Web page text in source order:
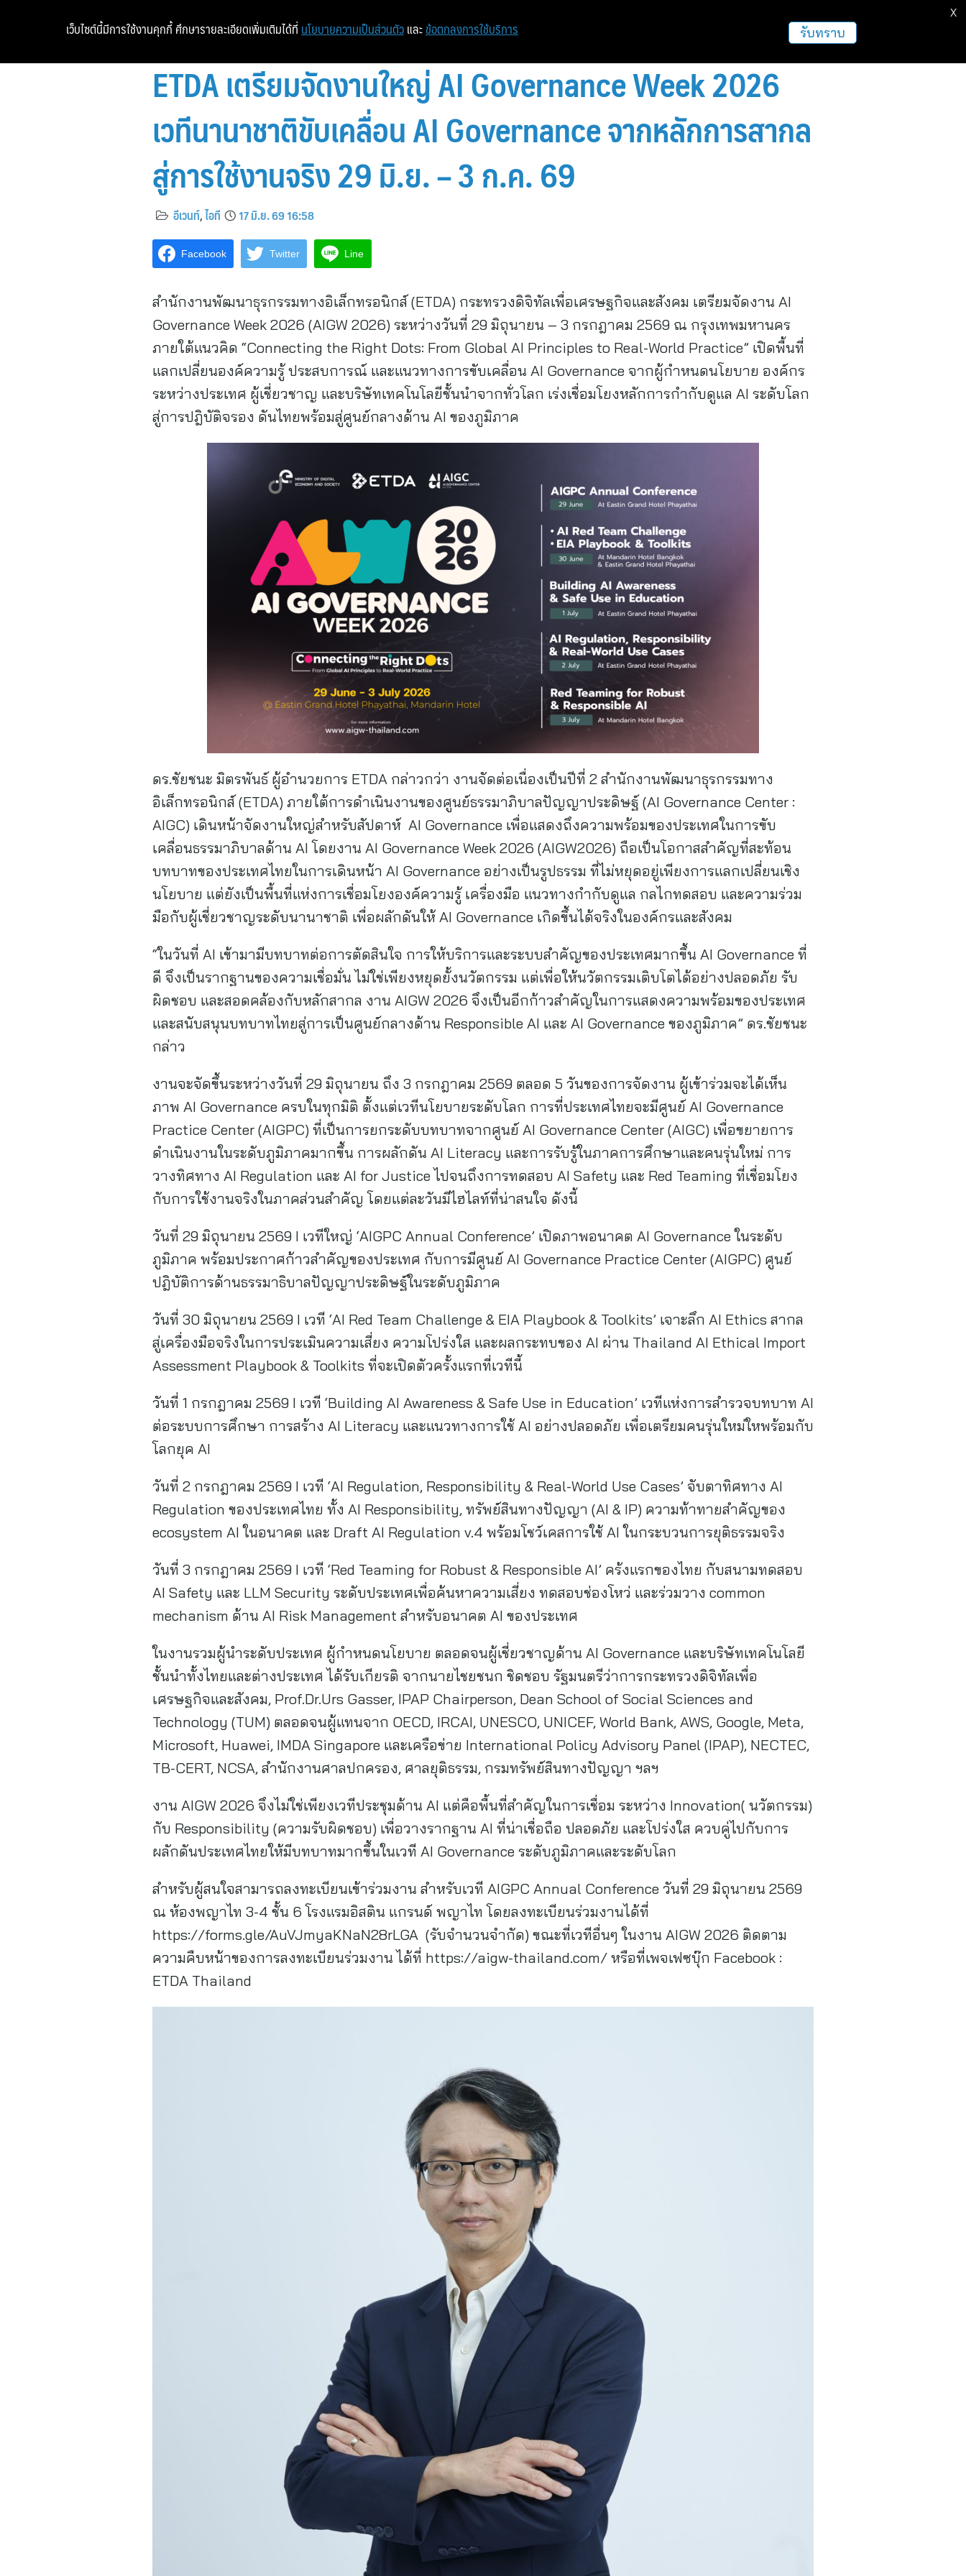
ETDA เตรียมจัดงานใหญ่ AI Governance Week 2026
เวทีนานาชาติขับเคลื่อน AI Governance จากหลักการสากล
สู่การใช้งานจริง 29 มิ.ย. – 3 ก.ค. 69
อีเวนท์,ไอที 17 มิ.ย. 69 16:58
Facebook Twitter Line
สำนักงานพัฒนาธุรกรรมทางอิเล็กทรอนิกส์ (ETDA) กระทรวงดิจิทัลเพื่อเศรษฐกิจและสังคม เตรียมจัดงาน AI
Governance Week 2026 (AIGW 2026) ระหว่างวันที่ 29 มิถุนายน – 3 กรกฎาคม 2569 ณ กรุงเทพมหานคร
ภายใต้แนวคิด “Connecting the Right Dots: From Global AI Principles to Real-World Practice” เปิดพื้นที่
แลกเปลี่ยนองค์ความรู้ ประสบการณ์ และแนวทางการขับเคลื่อน AI Governance จากผู้กำหนดนโยบาย องค์กร
ระหว่างประเทศ ผู้เชี่ยวชาญ และบริษัทเทคโนโลยีชั้นนำจากทั่วโลก เร่งเชื่อมโยงหลักการกำกับดูแล AI ระดับโลก
สู่การปฎิบัติจรอง ดันไทยพร้อมสู่ศูนย์กลางด้าน AI ของภูมิภาค
ดร.ชัยชนะ มิตรพันธ์ ผู้อำนวยการ ETDA กล่าวกว่า งานจัดต่อเนื่องเป็นปีที่ 2 สำนักงานพัฒนาธุรกรรมทาง
อิเล็กทรอนิกส์ (ETDA) ภายใต้การดำเนินงานของศูนย์ธรรมาภิบาลปัญญาประดิษฐ์ (AI Governance Center :
AIGC) เดินหน้าจัดงานใหญ่สำหรับสัปดาห์ AI Governance เพื่อแสดงถึงความพร้อมของประเทศในการขับ
เคลื่อนธรรมาภิบาลด้าน AI โดยงาน AI Governance Week 2026 (AIGW2026) ถือเป็นโอกาสสำคัญที่สะท้อน
บทบาทของประเทศไทยในการเดินหน้า AI Governance อย่างเป็นรูปธรรม ที่ไม่หยุดอยู่เพียงการแลกเปลี่ยนเชิง
นโยบาย แต่ยังเป็นพื้นที่แห่งการเชื่อมโยงองค์ความรู้ เครื่องมือ แนวทางกำกับดูแล กลไกทดสอบ และความร่วม
มือกับผู้เชี่ยวชาญระดับนานาชาติ เพื่อผลักดันให้ AI Governance เกิดขึ้นได้จริงในองค์กรและสังคม
“ในวันที่ AI เข้ามามีบทบาทต่อการตัดสินใจ การให้บริการและระบบสำคัญของประเทศมากขึ้น AI Governance ที่
ดี จึงเป็นรากฐานของความเชื่อมั่น ไม่ใช่เพียงหยุดยั้งนวัตกรรม แต่เพื่อให้นวัตกรรมเติบโตได้อย่างปลอดภัย รับ
ผิดชอบ และสอดคล้องกับหลักสากล งาน AIGW 2026 จึงเป็นอีกก้าวสำคัญในการแสดงความพร้อมของประเทศ
และสนับสนุนบทบาทไทยสู่การเป็นศูนย์กลางด้าน Responsible AI และ AI Governance ของภูมิภาค” ดร.ชัยชนะ
กล่าว
งานจะจัดขึ้นระหว่างวันที่ 29 มิถุนายน ถึง 3 กรกฎาคม 2569 ตลอด 5 วันของการจัดงาน ผู้เข้าร่วมจะได้เห็น
ภาพ AI Governance ครบในทุกมิติ ตั้งแต่เวทีนโยบายระดับโลก การที่ประเทศไทยจะมีศูนย์ AI Governance
Practice Center (AIGPC) ที่เป็นการยกระดับบทบาทจากศูนย์ AI Governance Center (AIGC) เพื่อขยายการ
ดำเนินงานในระดับภูมิภาคมากขึ้น การผลักดัน AI Literacy และการรับรู้ในภาคการศึกษาและคนรุ่นใหม่ การ
วางทิศทาง AI Regulation และ AI for Justice ไปจนถึงการทดสอบ AI Safety และ Red Teaming ที่เชื่อมโยง
กับการใช้งานจริงในภาคส่วนสำคัญ โดยแต่ละวันมีไฮไลท์ที่น่าสนใจ ดังนี้
วันที่ 29 มิถุนายน 2569 I เวทีใหญ่ ‘AIGPC Annual Conference’ เปิดภาพอนาคต AI Governance ในระดับ
ภูมิภาค พร้อมประกาศก้าวสำคัญของประเทศ กับการมีศูนย์ AI Governance Practice Center (AIGPC) ศูนย์
ปฎิบัติการด้านธรรมาธิบาลปัญญาประดิษฐ์ในระดับภูมิภาค
วันที่ 30 มิถุนายน 2569 I เวที ‘AI Red Team Challenge & EIA Playbook & Toolkits’ เจาะลึก AI Ethics สากล
สู่เครื่องมือจริงในการประเมินความเสี่ยง ความโปร่งใส และผลกระทบของ AI ผ่าน Thailand AI Ethical Import
Assessment Playbook & Toolkits ที่จะเปิดตัวครั้งแรกที่เวทีนี้
วันที่ 1 กรกฎาคม 2569 I เวที ‘Building AI Awareness & Safe Use in Education’ เวทีแห่งการสำรวจบทบาท AI
ต่อระบบการศึกษา การสร้าง AI Literacy และแนวทางการใช้ AI อย่างปลอดภัย เพื่อเตรียมคนรุ่นใหม่ใหพร้อมกับ
โลกยุค AI
วันที่ 2 กรกฎาคม 2569 I เวที ‘AI Regulation, Responsibility & Real-World Use Cases’ จับตาทิศทาง AI
Regulation ของประเทศไทย ทั้ง AI Responsibility, ทรัพย์สินทางปัญญา (AI & IP) ความท้าทายสำคัญของ
ecosystem AI ในอนาคต และ Draft AI Regulation v.4 พร้อมโชว์เคสการใช้ AI ในกระบวนการยุติธรรมจริง
วันที่ 3 กรกฎาคม 2569 I เวที ‘Red Teaming for Robust & Responsible AI’ คร้งแรกของไทย กับสนามทดสอบ
AI Safety และ LLM Security ระดับประเทศเพื่อค้นหาความเสี่ยง ทดสอบช่องโหว่ และร่วมวาง common
mechanism ด้าน AI Risk Management สำหรับอนาคต AI ของประเทศ
ในงานรวมผู้นำระดับประเทศ ผู้กำหนดนโยบาย ตลอดจนผู้เชี่ยวชาญด้าน AI Governance และบริษัทเทคโนโลยี
ชั้นนำทั้งไทยและต่างประเทศ ได้รับเกียรติ จากนายไชยชนก ชิดชอบ รัฐมนตรีว่าการกระทรวงดิจิทัลเพื่อ
เศรษฐกิจและสังคม, Prof.Dr.Urs Gasser, IPAP Chairperson, Dean School of Social Sciences and
Technology (TUM) ตลอดจนผู้แทนจาก OECD, IRCAI, UNESCO, UNICEF, World Bank, AWS, Google, Meta,
Microsoft, Huawei, IMDA Singapore และเครือข่าย International Policy Advisory Panel (IPAP), NECTEC,
TB-CERT, NCSA, สำนักงานศาลปกครอง, ศาลยุติธรรม, กรมทรัพย์สินทางปัญญา ฯลฯ
งาน AIGW 2026 จึงไม่ใช่เพียงเวทีประชุมด้าน AI แต่คือพื้นที่สำคัญในการเชื่อม ระหว่าง Innovation( นวัตกรรม)
กับ Responsibility (ความรับผิดชอบ) เพื่อวางรากฐาน AI ที่น่าเชื่อถือ ปลอดภัย และโปร่งใส ควบคู่ไปกับการ
ผลักดันประเทศไทยให้มีบทบาทมากขึ้นในเวที AI Governance ระดับภูมิภาคและระดับโลก
สำหรับผู้สนใจสามารถลงทะเบียนเข้าร่วมงาน สำหรับเวที AIGPC Annual Conference วันที่ 29 มิถุนายน 2569
ณ ห้องพญาไท 3-4 ชั้น 6 โรงแรมอิสติน แกรนด์ พญาไท โดยลงทะเบียนร่วมงานได้ที่
https://forms.gle/AuVJmyaKNaN28rLGA (รับจำนวนจำกัด) ขณะที่เวทีอื่นๆ ในงาน AIGW 2026 ติดตาม
ความคืบหน้าของการลงทะเบียนร่วมงาน ได้ที่ https://aigw-thailand.com/ หรือที่เพจเฟซบุ๊ก Facebook :
ETDA Thailand
เว็บไซต์นี้มีการใช้งานคุกกี้ ศึกษารายละเอียดเพิ่มเติมได้ที่ นโยบายความเป็นส่วนตัว และ ข้อตกลงการใช้บริการ รับทราบ
X